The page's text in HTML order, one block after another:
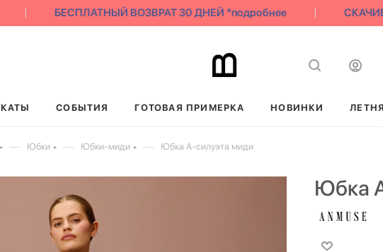
БЕСПЛАТНЫЙ ВОЗВРАТ 30 ДНЕЙ *подробнее
СОБЫТИЯ ГОТОВАЯ ПРИМЕРКА НОВИНКИ
— Юбки — Юбки-миди — Юбка А-силуэта миди
Юбка